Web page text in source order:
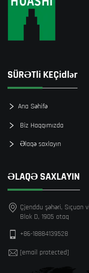
SÜRƏTli KEÇidlər
Ana Səhifə
Biz Haqqımızda
Əlaqə saxlayın
ƏLAQƏ SAXLAYIN
Çjenddu şəhəri, Sıçuan
Blok D, 1905 otaq
+86-18884139528
[email protected]